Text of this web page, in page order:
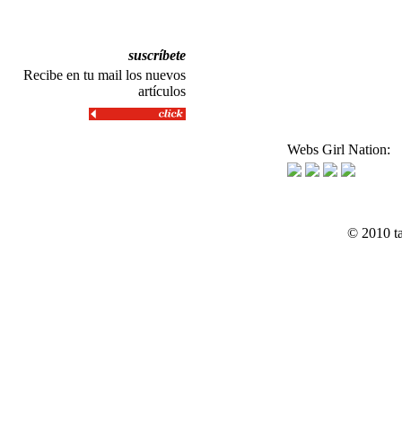
suscríbete
Recibe en tu mail los nuevos
artículos
Webs Girl Nation:
© 2010